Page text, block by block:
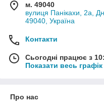
м. 49040
вулиця Панікахи, 2а,
49040, Україна
Контакти
Сьогодні працює з
Показати весь
Про нас